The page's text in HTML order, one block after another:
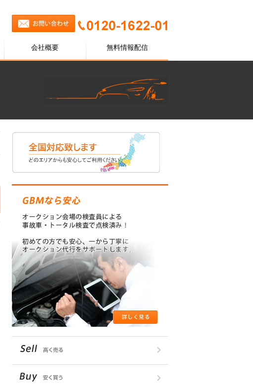
会社概要 無料情報配信